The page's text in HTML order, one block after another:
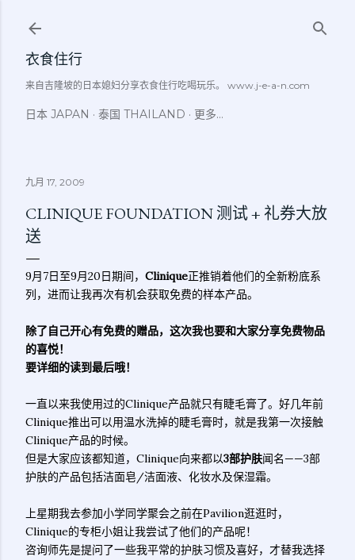
衣食住行
来自吉隆坡的日本媳妇分享衣食住行吃喝玩乐。 www.j-e-a-n.com
日本 JAPAN 泰国 THAILAND 更多…
九月 17, 2009
CLINIQUE FOUNDATION 测试 + 礼券大放
送
9月7日至9月20日期间， Clinique正推销着他们的全新粉底系
列，进而让我再次有机会获取免费的样本产品。
除了自己开心有免费的赠品，这次我也要和大家分享免费物品
的喜悦！
要详细的读到最后哦！
一直以来我使用过的Clinique产品就只有睫毛膏了。好几年前
Clinique推出可以用温水洗掉的睫毛膏时，就是我第一次接触
Clinique产品的时候。
但是大家应该都知道，Clinique向来都以3部护肤闻名——3部
护肤的产品包括洁面皂/洁面液、化妆水及保湿霜。
上星期我去参加小学同学聚会之前在Pavilion逛逛时，
Clinique的专柜小姐让我尝试了他们的产品呢！
咨询师先是提问了一些我平常的护肤习惯及喜好，才替我选择